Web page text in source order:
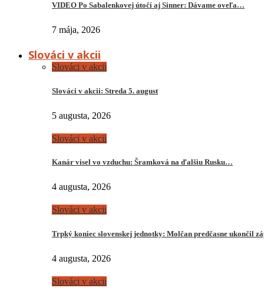
VIDEO Po Sabalenkovej útočí aj Sinner: Dávame oveľa…
7 mája, 2026
Slováci v akcii
Slováci v akcii
Slováci v akcii: Streda 5. august
5 augusta, 2026
Slováci v akcii
Kanár visel vo vzduchu: Šramková na ďalšiu Rusku…
4 augusta, 2026
Slováci v akcii
Trpký koniec slovenskej jednotky: Molčan predčasne ukončil
4 augusta, 2026
Slováci v akcii